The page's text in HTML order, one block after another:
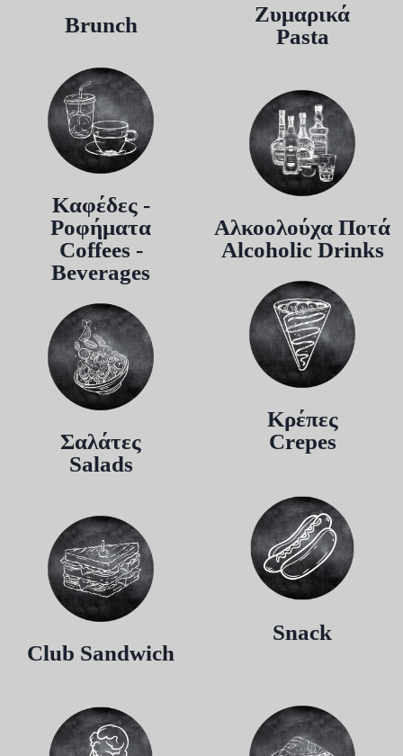
Brunch
Ζυμαρικά
Pasta
Καφέδες -
Ροφήματα
Coffees -
Beverages
Σαλάτες
Salads
Αλκοολούχα Ποτά
Alcoholic Drinks
Κρέπες
Crepes
Club Sandwich
Snack